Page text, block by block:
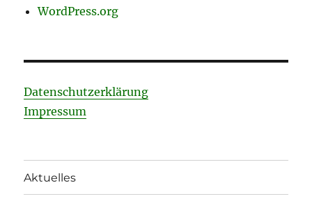
WordPress.org
Datenschutzerklärung
Impressum
Aktuelles